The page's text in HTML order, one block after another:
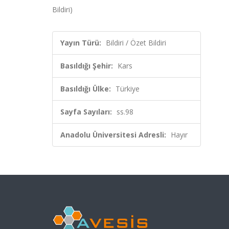
Bildiri)
Yayın Türü: Bildiri / Özet Bildiri
Basıldığı Şehir: Kars
Basıldığı Ülke: Türkiye
Sayfa Sayıları: ss.98
Anadolu Üniversitesi Adresli: Hayır